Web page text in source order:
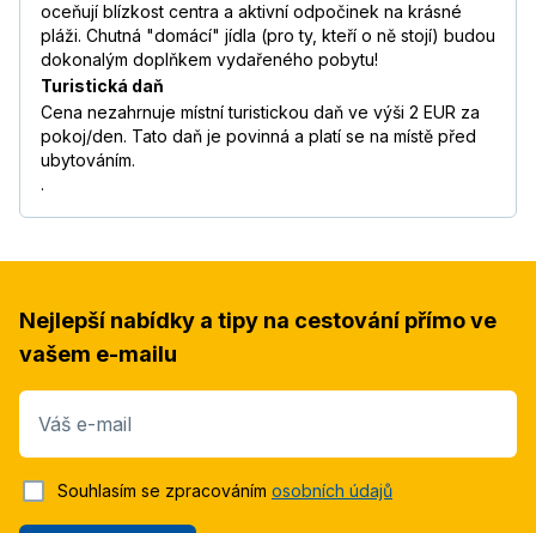
oceňují blízkost centra a aktivní odpočinek na krásné
pláži. Chutná "domácí" jídla (pro ty, kteří o ně stojí) budou
dokonalým doplňkem vydařeného pobytu!
Turistická daň
Cena nezahrnuje místní turistickou daň ve výši 2 EUR za
pokoj/den. Tato daň je povinná a platí se na místě před
ubytováním.
.
Nejlepší nabídky a tipy na cestování přímo ve
vašem e-mailu
Váš e-mail
Souhlasím se zpracováním osobních údajů